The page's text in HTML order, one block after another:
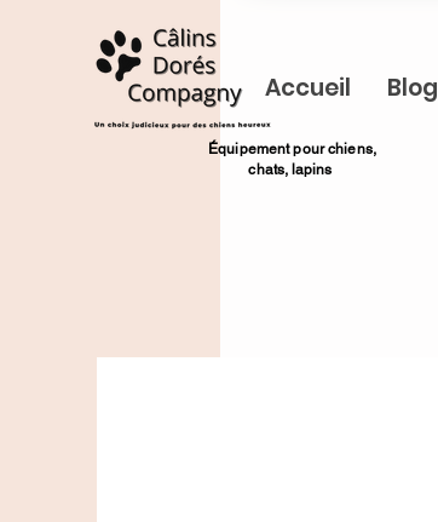
Accueil Blog
​Équipement pour chiens,
chats, lapins